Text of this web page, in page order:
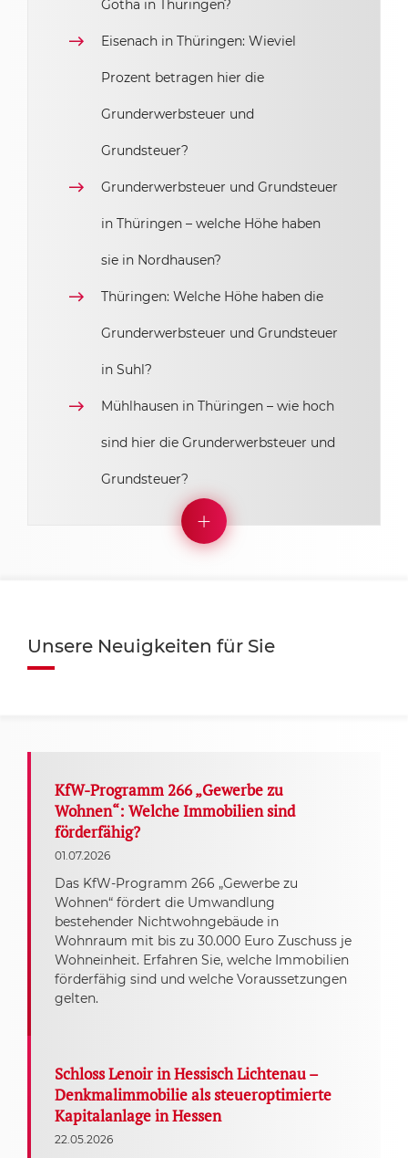
Gotha in Thüringen?
Eisenach in Thüringen: Wieviel
Prozent betragen hier die
Grunderwerbsteuer und
Grundsteuer?
Grunderwerbsteuer und Grundsteuer
in Thüringen – welche Höhe haben
sie in Nordhausen?
Thüringen: Welche Höhe haben die
Grunderwerbsteuer und Grundsteuer
in Suhl?
Mühlhausen in Thüringen – wie hoch
sind hier die Grunderwerbsteuer und
Grundsteuer?
Unsere Neuigkeiten für Sie
KfW-Programm 266 „Gewerbe zu
Wohnen“: Welche Immobilien sind
förderfähig?
01.07.2026
Das KfW-Programm 266 „Gewerbe zu
Wohnen“ fördert die Umwandlung
bestehender Nichtwohngebäude in
Wohnraum mit bis zu 30.000 Euro Zuschuss je
Wohneinheit. Erfahren Sie, welche Immobilien
förderfähig sind und welche Voraussetzungen
gelten.
Schloss Lenoir in Hessisch Lichtenau –
Denkmalimmobilie als steueroptimierte
Kapitalanlage in Hessen
22.05.2026